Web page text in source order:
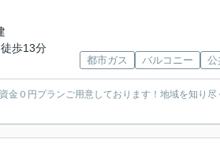
徒歩13分
都市ガス バルコニー 公
０円プランご用意しております！地域を知り